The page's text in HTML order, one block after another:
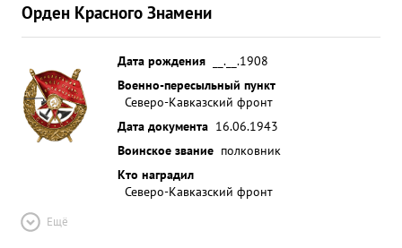
Орден Красного Знамени
Дата рождения
__.__.1908
Военно-пересыльный пункт
Северо-Кавказский фронт
Дата документа 16.06.1943
Воинское звание полковник
Кто наградил
Северо-Кавказский фронт
Ещё